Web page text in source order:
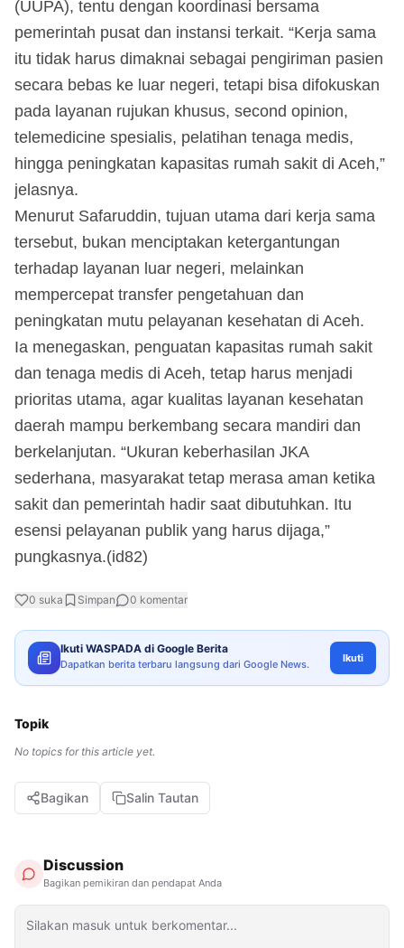
(UUPA), tentu dengan koordinasi bersama
pemerintah pusat dan instansi terkait. “Kerja sama
itu tidak harus dimaknai sebagai pengiriman pasien
secara bebas ke luar negeri, tetapi bisa difokuskan
pada layanan rujukan khusus, second opinion,
telemedicine spesialis, pelatihan tenaga medis,
hingga peningkatan kapasitas rumah sakit di Aceh,”
jelasnya.
Menurut Safaruddin, tujuan utama dari kerja sama
tersebut, bukan menciptakan ketergantungan
terhadap layanan luar negeri, melainkan
mempercepat transfer pengetahuan dan
peningkatan mutu pelayanan kesehatan di Aceh.
Ia menegaskan, penguatan kapasitas rumah sakit
dan tenaga medis di Aceh, tetap harus menjadi
prioritas utama, agar kualitas layanan kesehatan
daerah mampu berkembang secara mandiri dan
berkelanjutan. “Ukuran keberhasilan JKA
sederhana, masyarakat tetap merasa aman ketika
sakit dan pemerintah hadir saat dibutuhkan. Itu
esensi pelayanan publik yang harus dijaga,”
pungkasnya.(id82)
0 suka Simpan 0 komentar
Ikuti WASPADA di Google Berita
Dapatkan berita terbaru langsung dari Google News. Ikuti
Topik
No topics for this article yet.
Bagikan Salin Tautan
Discussion
Bagikan pemikiran dan pendapat Anda